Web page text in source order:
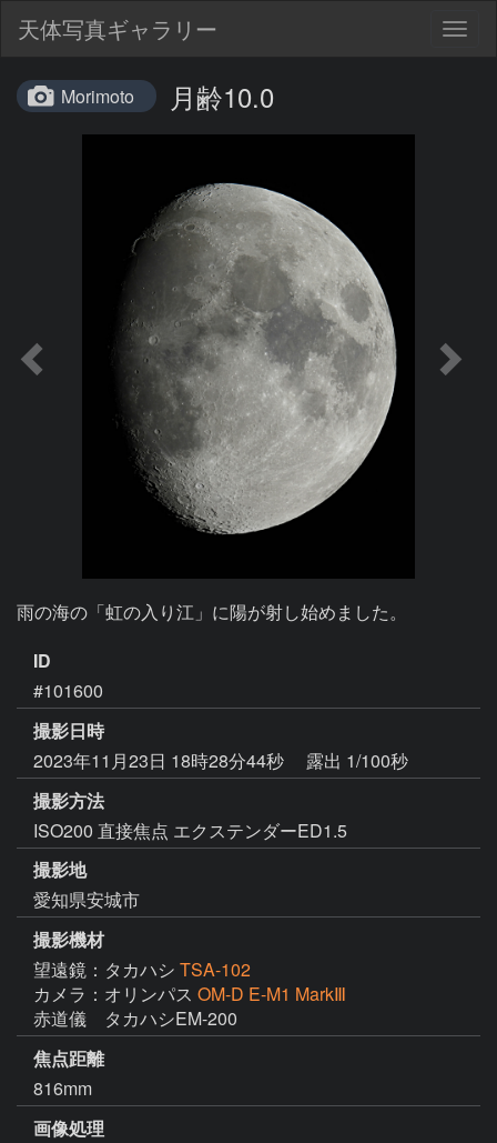
天体写真ギャラリー
Morimoto 月齢10.0
雨の海の「虹の入り江」に陽が射し始めました。
ID
#101600
撮影日時
2023年11月23日 18時28分44秒
露出 1/100秒
撮影方法
ISO200 直接焦点 エクステンダーED1.5
撮影地
愛知県安城市
撮影機材
望遠鏡：タカハシ TSA-102
カメラ：オリンパス OM-D E-M1 MarkⅢ
赤道儀　タカハシEM-200
焦点距離
816mm
画像処理